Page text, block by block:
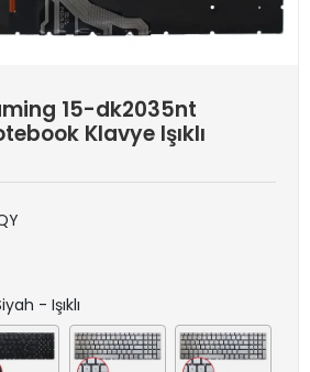
15-dk2035nt
Klavye Işıklı
- Işıklı